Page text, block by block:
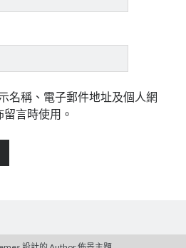
名稱、電子郵件地址及個人網
言時使用。